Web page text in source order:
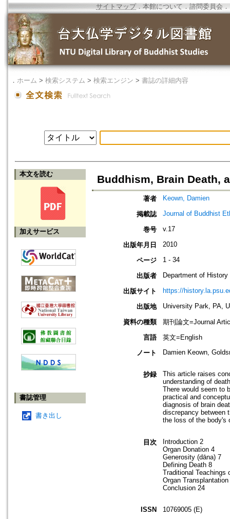
サイトマップ．本館について ． 諮問委員会 ．
． ホーム > 検索システム > 検索エンジン > 書誌の詳細内容
本文を読む
加えサービス
書誌管理
書き出し
Buddhism, Brain Death,
著者 Keown, Damien
掲載誌 Journal of Buddhist
巻号 v.17
出版年月日 2010
ページ 1 - 34
出版者 Department of
出版サイト https://
出版地 University Park, PA,
資料の種類
期刊論文=Journal
言語
英文=English
ノート
Damien Keown,
抄録
This article raises
understanding of
There would seem to
practical and
diagnosis of brain
discrepancy between
the loss of the body's
目次
Introduction 2
Organ Donation 4
Generosity (dāna) 7
Defining Death 8
Traditional Teachings
Organ Transplantation
Conclusion 24
ISSN
10769005 (E)